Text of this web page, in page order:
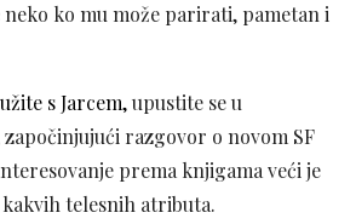
ko mu može parirati, pametan i
s Jarcem,upustite se u
razgovor o novom SF
prema knjigama veći je
telesnih atributa.